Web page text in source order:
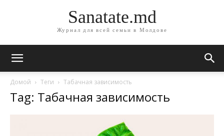
Sanatate.md
Журнал для всей семьи в Молдове
Домой Теги Табачная зависимость
Tag: Табачная зависимость